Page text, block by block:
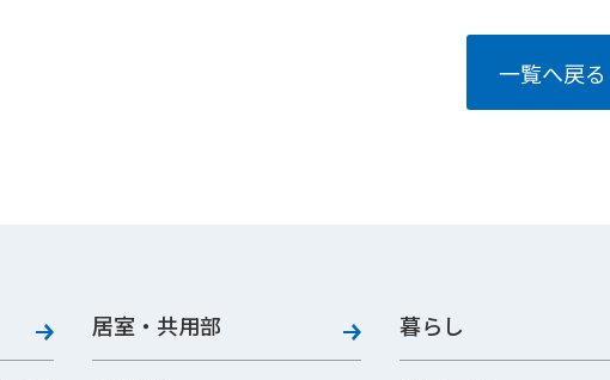
一覧へ戻る
居室・共用部 暮らし